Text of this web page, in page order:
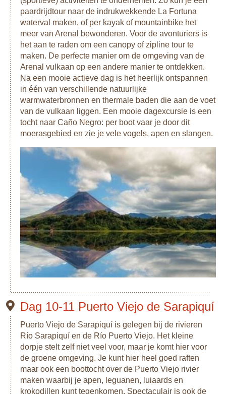
paardrijdtour naar de indrukwekkende La Fortuna
waterval maken, of per kayak of mountainbike het
meer van Arenal bewonderen. Voor de avonturiers is
het aan te raden om een canopy of zipline tour te
maken. De perfecte manier om de omgeving van de
Arenal vulkaan op een andere manier te ontdekken.
Na een mooie actieve dag is het heerlijk ontspannen
in één van verschillende natuurlijke
warmwaterbronnen en thermale baden die aan de voet
van de vulkaan liggen. Een mooie dagexcursie is een
tocht naar Caño Negro: per boot vaar je door dit
moerasgebied en zie je vele vogels, apen en slangen.
Dag 10-11 Puerto Viejo de Sarapiquí
Puerto Viejo de Sarapiquí is gelegen bij de rivieren
Río Sarapiquí en de Río Puerto Viejo. Het kleine
dorpje stelt zelf niet veel voor, maar je komt hier voor
de groene omgeving. Je kunt hier heel goed raften
maar ook een boottocht over de Puerto Viejo rivier
maken waarbij je apen, leguanen, luiaards en
krokodillen kunt tegenkomen. Spectaculair is ook de